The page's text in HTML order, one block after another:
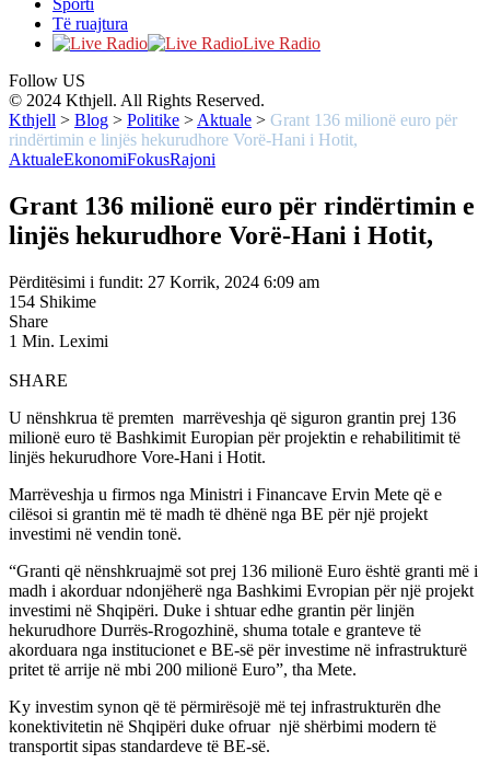
Sporti
Të ruajtura
Live Radio
Follow US
© 2024 Kthjell. All Rights Reserved.
Kthjell > Blog > Politike > Aktuale > Grant 136 milionë euro për
rindërtimin e linjës hekurudhore Vorë-Hani i Hotit,
AktualeEkonomiFokusRajoni
Grant 136 milionë euro për rindërtimin e
linjës hekurudhore Vorë-Hani i Hotit,
Përditësimi i fundit: 27 Korrik, 2024 6:09 am
154 Shikime
Share
1 Min. Leximi
SHARE
U nënshkrua të premten marrëveshja që siguron grantin prej 136
milionë euro të Bashkimit Europian për projektin e rehabilitimit të
linjës hekurudhore Vore-Hani i Hotit.
Marrëveshja u firmos nga Ministri i Financave Ervin Mete që e
cilësoi si grantin më të madh të dhënë nga BE për një projekt
investimi në vendin tonë.
“Granti që nënshkruajmë sot prej 136 milionë Euro është granti më i
madh i akorduar ndonjëherë nga Bashkimi Evropian për një projekt
investimi në Shqipëri. Duke i shtuar edhe grantin për linjën
hekurudhore Durrës-Rrogozhinë, shuma totale e granteve të
akorduara nga institucionet e BE-së për investime në infrastrukturë
pritet të arrije në mbi 200 milionë Euro”, tha Mete.
Ky investim synon që të përmirësojë më tej infrastrukturën dhe
konektivitetin në Shqipëri duke ofruar një shërbimi modern të
transportit sipas standardeve të BE-së.